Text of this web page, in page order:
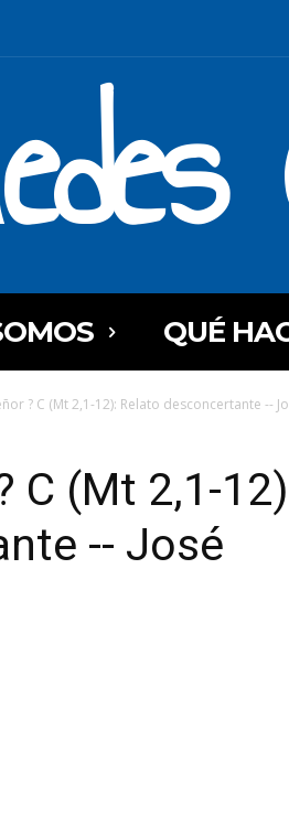
QUÉ
? C (Mt 2,1-12): Relato desconcertante --
C (Mt 2,1-
-- José